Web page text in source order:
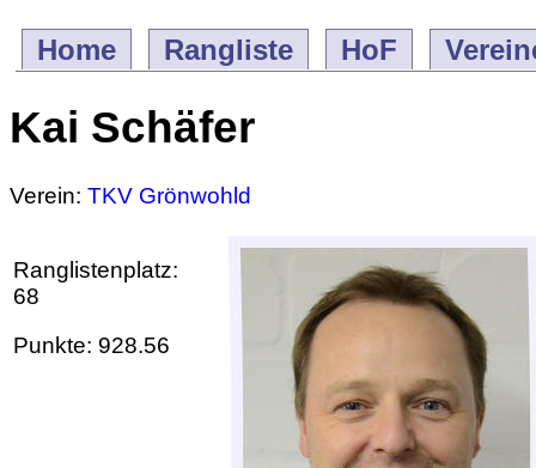
Home Rangliste HoF
Kai Schäfer
Verein: TKV Grönwohld
Ranglistenplatz:
68
Punkte: 928.56